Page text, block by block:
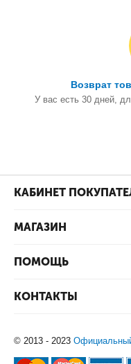
Возврат
У вас есть 30 дней,
КАБИНЕТ
МАГАЗИН
ПОМОЩЬ
КОНТАКТЫ
© 2013 - 2023